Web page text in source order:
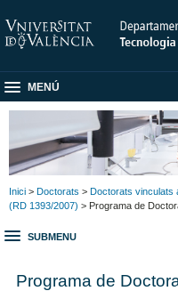
MENÚ
Inici > Doctorats > Doctorats vinculats
(RD 1393/2007) > Programa de
SUBMENU
Programa de